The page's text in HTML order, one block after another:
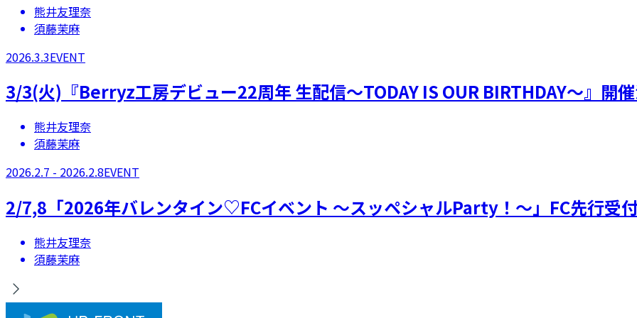
熊井友理奈
須藤茉麻
2026.3.3EVENT
​3/3(火)『Berryz工房デビュー22周年 生配信～TODAY IS OUR BIRTHDAY～』開催
熊井友理奈
須藤茉麻
2026.2.7 - 2026.2.8EVENT
​2/7,8「2026年バレンタイン♡FCイベント ～スッペシャルParty！～」FC先行受付
熊井友理奈
須藤茉麻